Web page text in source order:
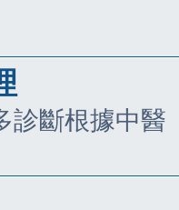
診斷根據中醫